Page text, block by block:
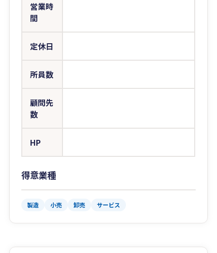
営業時
間
定休日
所員数
顧問先
数
HP
得意業種
製造 小売 卸売 サービス